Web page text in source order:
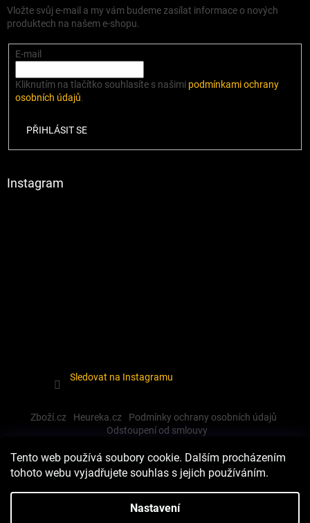
Tento web používá soubory cookie. Dalším procházením
tohoto webu vyjadřujete souhlas s jejich používáním.
Nastavení
Vložte svůj e-mail a my vám budeme zasílat informace o nových
produktech na našem e-shopu.
E-mail
Kliknutím na tlačítko souhlasíte s našimi podmínkami ochrany
osobních údajů.
PŘIHLÁSIT SE
Instagram
Sledovat na Instagramu
Zboží.cz Heureka.cz
Podmínky ochrany osobních údajů
Odstoupení od smlouvy